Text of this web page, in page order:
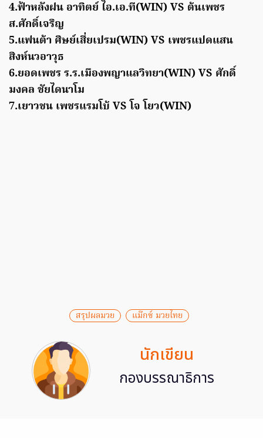
4.ฟ้าหลังฝน อาทิตย์ ไอ.เอ.ที(WIN) VS ต้นเพชร
ส.ศักดิ์เจริญ
5.แฟนต้า ศิษย์เสี่ยเปรม(WIN) VS เพชรแปดแสน
สิงห์นวอาวุธ
6.ยอดเพชร ร.ร.เมืองพญาแลวิทยา(WIN) VS ศักดิ์
มงคล ชัยไดนาโม
7.เยาวชน เพชรแรมโบ้ VS โจ โยว(WIN)
สรุปผลมวย แม๊กซ์ มวยไทย
นักเขียน
กองบรรณาธิการ